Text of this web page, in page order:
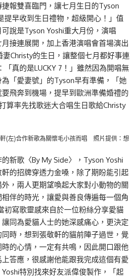
報雙喜臨門，讓七月生日的Tyson
提早收到生日禮物，超級開心！」值
說是Tyson Yoshi重大月份，演唱
接連展開，加上香港演唱會首場演出
妻Christy的生日，讓整個七月都好事連
「真的是LUCKY 7！」雖然因為開唱無
「愛妻號」的Tyson早有準備，「她
飛奔到機場，提早到歐洲準備婚禮的
算率先找歌迷大合唱生日歌給Christy
軒(左)合作新歌為關懷毛小孩而唱 照片提供：想
新歌〈By My Side〉，Tyson Yoshi
的招牌穿透力金嗓，除了期盼能引起
，兩人更期望喚起大家對小動物的關
伴的時光，讓愛與善良傳遍每一個角
初寫歌靈感來自於一位粉絲分享愛貓
同為愛貓人士的她深感痛心，更決定
時，想到張敬軒的貓前陣子過世，覺
的心情，一定有共鳴，因此開口跟他
答應，很感謝他能跟我完成這個有愛
特別找來好友派偉俊製作，「起